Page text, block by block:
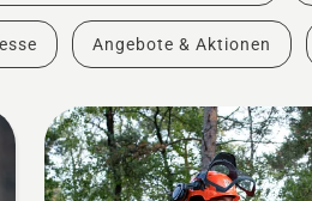
Angebote & Aktionen